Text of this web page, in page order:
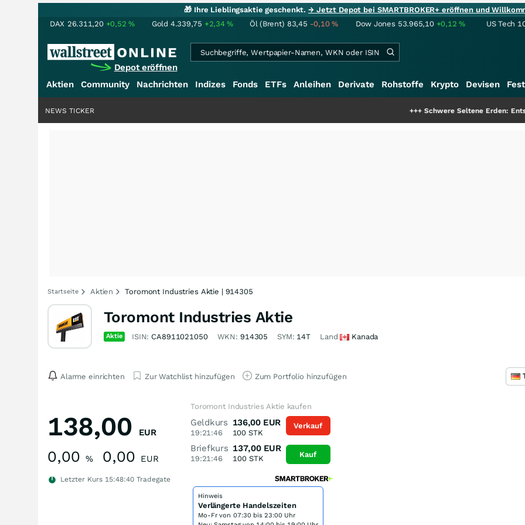
🎁 Ihre Lieblingsaktie geschenkt.→ Jetzt Depot bei SMARTBROKER+ eröffnen und
DAX 26.311,20 +0,52% Gold 4.339,75 +2,34% Öl (Brent) 83,45 -0,10% Dow Jones 53.965,10 +0,12% US Tech
Depot eröffnen
Aktien Community Nachrichten Indizes Fonds ETFs Anleihen Derivate Rohstoffe Krypto Devisen
Schwere Seltene Erden: Entsteht hier
NEWS TICKER
Startseite Aktien Toromont Industries Aktie | 914305
Toromont Industries Aktie
Aktie ISIN: CA8911021050 WKN: 914305 SYM: 14T Land Kanada
Alarme einrichten Zur Watchlist hinzufügen Zum Portfolio hinzufügen
138,00 EUR
0,00 % 0,00 EUR
Letzter Kurs 15:48:40 Tradegate
Toromont Industries Aktie kaufen
Geldkurs
19:21:46
136,00 EUR
100 STK
Briefkurs
19:21:46
137,00 EUR
100STK
Verkauf
Kauf
Hinweis
Verlängerte Handelszeiten
Mo-Fr von 07:30 bis 23:00 Uhr